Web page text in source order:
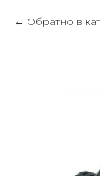
Обратно в